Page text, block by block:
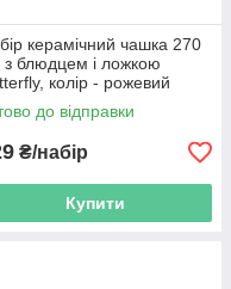
керамічний чашка 270
з блюдцем і ложкою
колір - рожевий
до відправки
₴/набір
Купити